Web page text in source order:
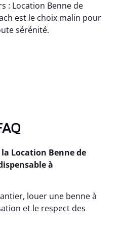
: Location Benne de
est le choix malin pour
sérénité.
Location Benne de
à
louer une benne à
et le respect des